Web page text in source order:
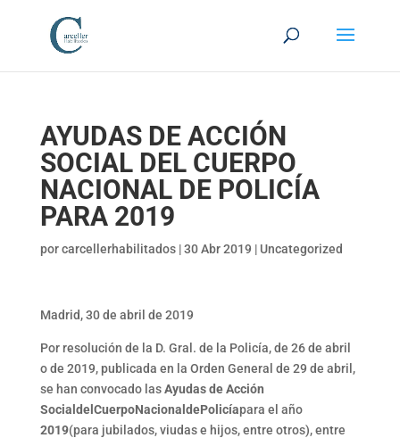
AYUDAS DE ACCIÓN
SOCIAL DEL CUERPO
NACIONAL DE POLICÍA
PARA 2019
porcarcellerhabilitados|30 Abr 2019 | Uncategorized
Madrid, 30 de abril de 2019
Por resolución de la D. Gral. de la Policía, de 26 de abril
o de 2019, publicada en la Orden General de 29 de abril,
se han convocado lasAyudas de Acción
Social del CuerpoNacional dePolicíapara el año
2019(para jubilados, viudas e hijos, entre otros), entre